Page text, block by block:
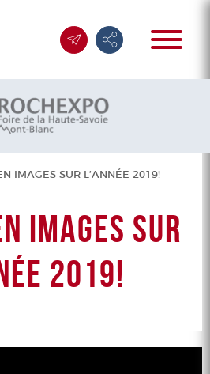
IMAGES SUR L’ANNÉE 2019!
IMAGES SUR
2019!